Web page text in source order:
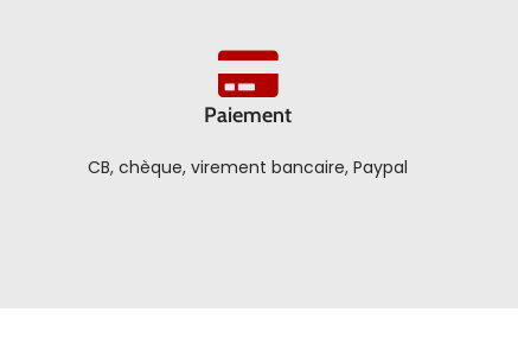
Paiement
CB, chèque, virement bancaire, Paypal